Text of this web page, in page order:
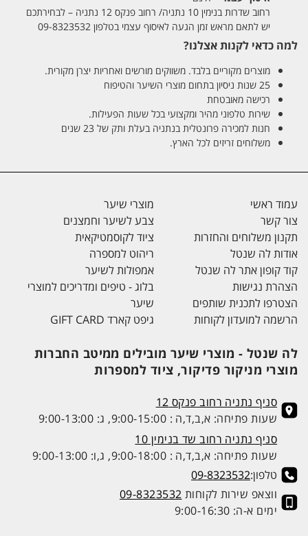
רחוב שדרות בנימין 10 נתניה/ רחוב פנקס 12 נתניה – לבחירתכם
יש לתאם מראש זמן הגעה לאיסוף עצמי בטלפון 09-8323532
למה כדאי לקנות אצלנו?
מוצרים מקוריים בלבד. משווקים מורשים ואחריות יצרן מקורית.
25 שנות ניסיון בתחום מוצרי השיער והטיפוח
רכישה מאובטחת
שירות טלפוני מהיר ומקצועי בכל שעות הפעילות.
חנות למכירה פרונטלית בנתניה בעלת ותק של 23 שנים
משלוחים זריזים לכל הארץ.
עמוד ראשי
צור קשר
תקנון משלוחים והחזרות
אודות לה שנטל
קוד קופון אתר לה שנטל
הצהרת נגישות
הצטרפו לתכנית שותפים
הרשמה למועדון לקוחות
מוצרי שיער
צבע לשיער וחמצנים
ציוד לקוסמטיקאית
ריהוט למספרה
אמפולות לשיער
בלוג - טיפים ומדריכים למוצרי
שיער
גיפט קארד GIFT CARD
לה שנטל - מוצרי שיער מובילים ממיטב החברות
מוצרי מניקור פדיקור, ציוד למספרות
סניף נתניה רחוב פנקס 12
שעות פתיחה: א,ב,ד,ה : 9:00-15:00, ג: 9:00-13:00
סניף נתניה רחוב שד בנימין 10
שעות פתיחה: א,ב,ד,ה : 9:00-18:00, ג,ו: 9:00-13:00
טלפון:09-8323532
ווצאפ שירות לקוחות 09-8323532
ימים א-ה: 9:00-16:30